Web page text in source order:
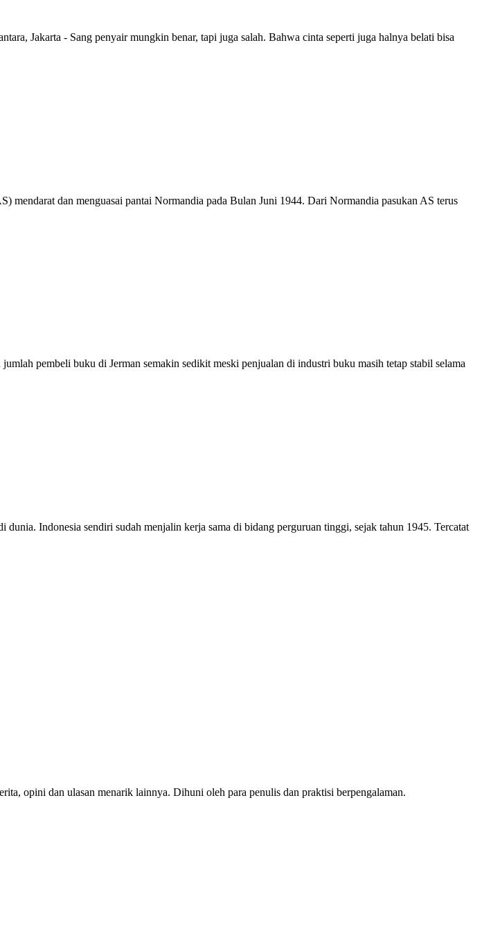
Jakarta - Sang penyair mungkin benar, tapi juga salah. Bahwa cinta seperti juga halnya belati bisa
dan menguasai pantai Normandia pada Bulan Juni 1944. Dari Normandia pasukan AS terus
pembeli buku di Jerman semakin sedikit meski penjualan di industri buku masih tetap stabil selama
Indonesia sendiri sudah menjalin kerja sama di bidang perguruan tinggi, sejak tahun 1945. Tercatat
opini dan ulasan menarik lainnya. Dihuni oleh para penulis dan praktisi berpengalaman.